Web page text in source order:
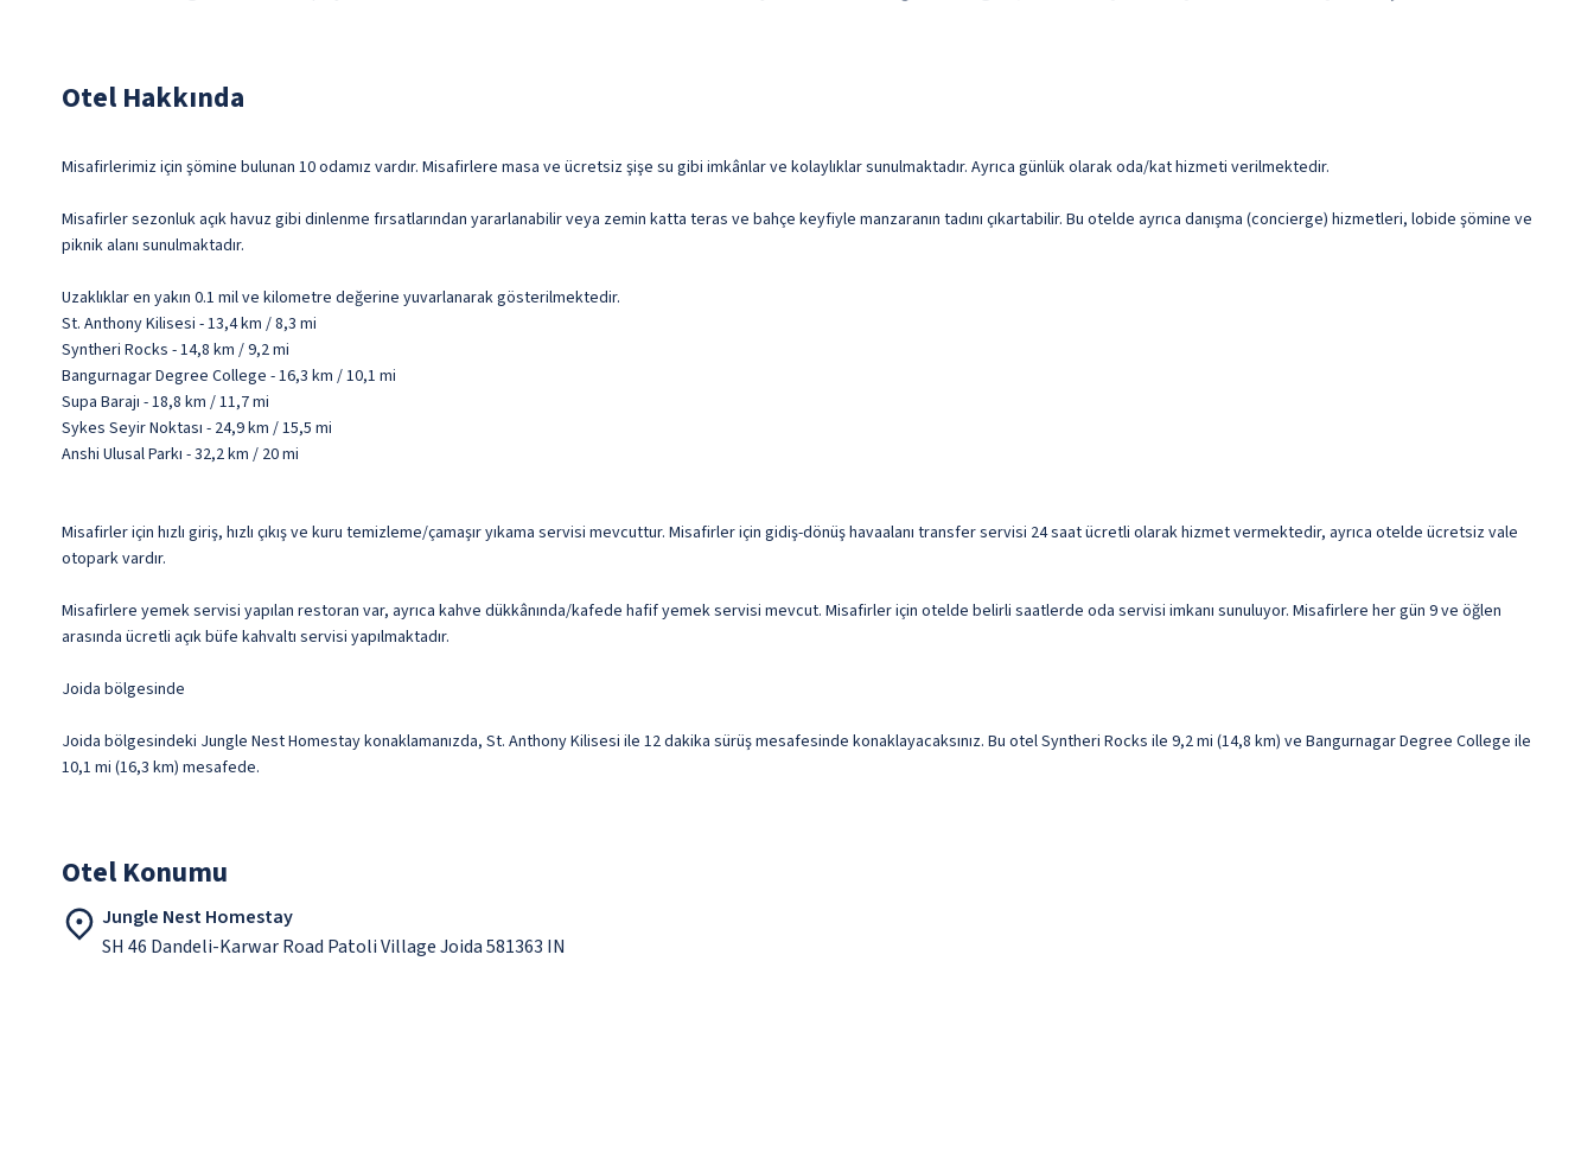
Otel Hakkında
Misafirlerimiz için şömine bulunan 10 odamız vardır. Misafirlere masa ve ücretsiz şişe su gibi imkânlar ve kolaylıklar sunulmaktadır. Ayrıca günlük olarak oda/kat hizmeti verilmektedir.
Misafirler sezonluk açık havuz gibi dinlenme fırsatlarından yararlanabilir veya zemin katta teras ve bahçe keyfiyle manzaranın tadını çıkartabilir. Bu otelde ayrıca danışma (concierge) hizmetleri, lobide şömine ve
piknik alanı sunulmaktadır.
Uzaklıklar en yakın 0.1 mil ve kilometre değerine yuvarlanarak gösterilmektedir.
St. Anthony Kilisesi - 13,4 km / 8,3 mi
Syntheri Rocks - 14,8 km / 9,2 mi
Bangurnagar Degree College - 16,3 km / 10,1 mi
Supa Barajı - 18,8 km / 11,7 mi
Sykes Seyir Noktası - 24,9 km / 15,5 mi
Anshi Ulusal Parkı - 32,2 km / 20 mi
Misafirler için hızlı giriş, hızlı çıkış ve kuru temizleme/çamaşır yıkama servisi mevcuttur. Misafirler için gidiş-dönüş havaalanı transfer servisi 24 saat ücretli olarak hizmet vermektedir, ayrıca otelde ücretsiz vale
otopark vardır.
Misafirlere yemek servisi yapılan restoran var, ayrıca kahve dükkânında/kafede hafif yemek servisi mevcut. Misafirler için otelde belirli saatlerde oda servisi imkanı sunuluyor. Misafirlere her gün 9 ve öğlen
arasında ücretli açık büfe kahvaltı servisi yapılmaktadır.
Joida bölgesinde
Joida bölgesindeki Jungle Nest Homestay konaklamanızda, St. Anthony Kilisesi ile 12 dakika sürüş mesafesinde konaklayacaksınız. Bu otel Syntheri Rocks ile 9,2 mi (14,8 km) ve Bangurnagar Degree College ile
10,1 mi (16,3 km) mesafede.
Otel Konumu
Jungle Nest Homestay
SH 46 Dandeli-Karwar Road Patoli Village Joida 581363 IN